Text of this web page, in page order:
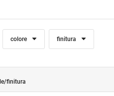
colore finitura
finitura